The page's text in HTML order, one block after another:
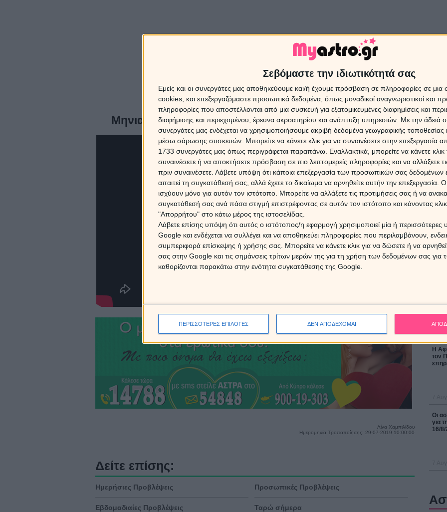
Σεβόμαστε την ιδιωτικότητά σας
Εμείς και οι συνεργάτες μας αποθηκεύουμε και/ή έχουμε πρόσβαση σε πληροφορίες σε
cookies, και επεξεργαζόμαστε προσωπικά δεδομένα, όπως μοναδικοί αναγνωριστικοί και
πληροφορίες που αποστέλλονται από μια συσκευή για εξατομικευμένες διαφημίσεις και
διαφήμισης και περιεχομένου, έρευνα ακροατηρίου και ανάπτυξη υπηρεσιών. Με την άδειά
συνεργάτες μας ενδέχεται να χρησιμοποιήσουμε ακριβή δεδομένα γεωγραφικής τοποθεσίας
μέσω σάρωσης συσκευών. Μπορείτε να κάνετε κλικ για να συναινέσετε στην επεξεργασία
1733 συνεργάτες μας όπως περιγράφεται παραπάνω. Εναλλακτικά, μπορείτε να κάνετε κλικ
συναινέσετε ή να αποκτήσετε πρόσβαση σε πιο λεπτομερείς πληροφορίες και να αλλάξετε
πριν συναινέσετε. Λάβετε υπόψη ότι κάποια επεξεργασία των προσωπικών σας δεδομένων
απαιτεί τη συγκατάθεσή σας, αλλά έχετε το δικαίωμα να αρνηθείτε αυτήν την επεξεργασία.
ισχύουν μόνο για αυτόν τον ιστότοπο. Μπορείτε να αλλάξετε τις προτιμήσεις σας ή να
συγκατάθεσή σας ανά πάσα στιγμή επιστρέφοντας σε αυτόν τον ιστότοπο και κάνοντας
"Απορρήτου" στο κάτω μέρος της ιστοσελίδας.
Λάβετε επίσης υπόψη ότι αυτός ο ιστότοπος/η εφαρμογή χρησιμοποιεί μία ή περισσότερες
Google και ενδέχεται να συλλέγει και να αποθηκεύει πληροφορίες που περιλαμβάνουν,
συμπεριφορά επίσκεψης ή χρήσης σας. Μπορείτε να κάνετε κλικ για να δώσετε ή να
σας στην Google και τις σημάνσεις τρίτων μερών της για τη χρήση των δεδομένων σας
καθορίζονται παρακάτω στην ενότητα συγκατάθεσης της Google.
ΠΕΡΙΣΣΟΤΕΡΕΣ ΕΠΙΛΟΓΕΣ ΔΕΝ ΑΠΟΔΕΧΟΜΑΙ
Μηνιαίες αστρολογικές προβλέψεις Αυγούστου 2019
Λίνα Χαμπιλίδου
Ημερομηνία Τροποποίησης: 29-07-2019 10:00:00
Δείτε επίσης:
Ημερήσιες Προβλέψεις Προσωπικές Προβλέψεις
Εβδομαδιαίες Προβλέψεις Ταρώ σήμερα
Τα
17/08
Η
τον
Οι
για
16/